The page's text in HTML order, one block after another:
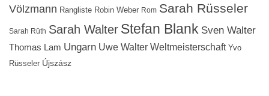
Völzmann Rangliste Robin Weber Rom Sarah Rüsseler
Sarah Rüth Sarah Walter Stefan Blank Sven Walter
Thomas Lam Ungarn Uwe Walter Weltmeisterschaft Yvo
Rüsseler Újszász